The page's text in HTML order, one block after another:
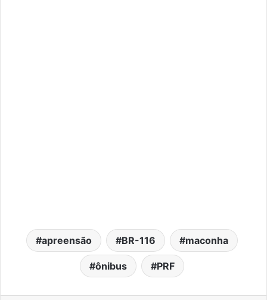
apreensão BR-116 maconha
ônibus PRF